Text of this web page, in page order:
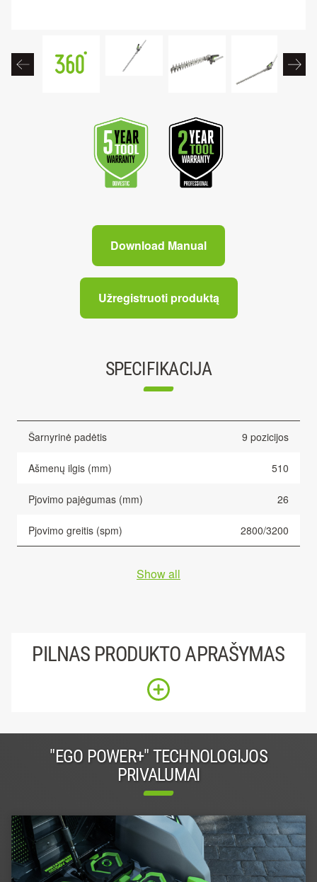
Download Manual
Užregistruoti produktą
SPECIFIKACIJA
Šarnyrinė padėtis 9 pozicijos
Ašmenų ilgis (mm) 510
Pjovimo pajėgumas (mm) 26
Pjovimo greitis (spm) 2800/3200
Show all
PILNAS PRODUKTO APRAŠYMAS
"EGO POWER+" TECHNOLOGIJOS
PRIVALUMAI